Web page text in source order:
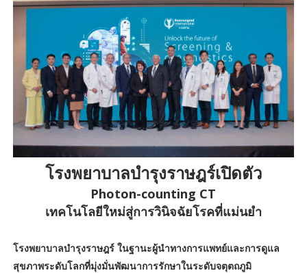
โรงพยาบาลบำรุงราษฎร์เปิดตัว
Photon-counting CT
เทคโนโลยีใหม่สู่การวินิจฉัยโรคที่แม่นยำ
โรงพยาบาลบำรุงราษฎร์ ในฐานะผู้นำทางการแพทย์และการดูแล
สุขภาพระดับโลกที่มุ่งมั่นพัฒนาการรักษาในระดับจตุตถภูมิ